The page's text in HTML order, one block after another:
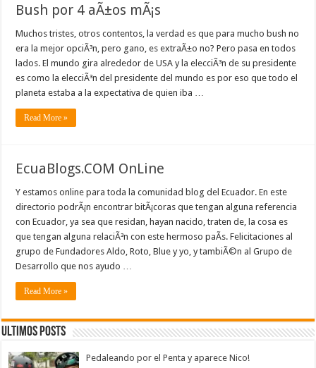
Bush por 4 aÃ±os mÃ¡s
Muchos tristes, otros contentos, la verdad es que para mucho bush no
era la mejor opciÃ³n, pero gano, es extraÃ±o no? Pero pasa en todos
lados. El mundo gira alrededor de USA y la elecciÃ³n de su presidente
es como la elecciÃ³n del presidente del mundo es por eso que todo el
planeta estaba a la expectativa de quien iba …
Read More »
EcuaBlogs.COM OnLine
Y estamos online para toda la comunidad blog del Ecuador. En este
directorio podrÃ¡n encontrar bitÃ¡coras que tengan alguna referencia
con Ecuador, ya sea que residan, hayan nacido, traten de, la cosa es
que tengan alguna relaciÃ³n con este hermoso paÃ­s. Felicitaciones al
grupo de Fundadores Aldo, Roto, Blue y yo, y tambiÃ©n al Grupo de
Desarrollo que nos ayudo …
Read More »
Ultimos Posts
Pedaleando por el Penta y aparece Nico!